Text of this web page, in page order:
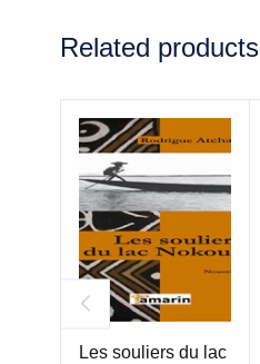
Related products
Les souliers du lac